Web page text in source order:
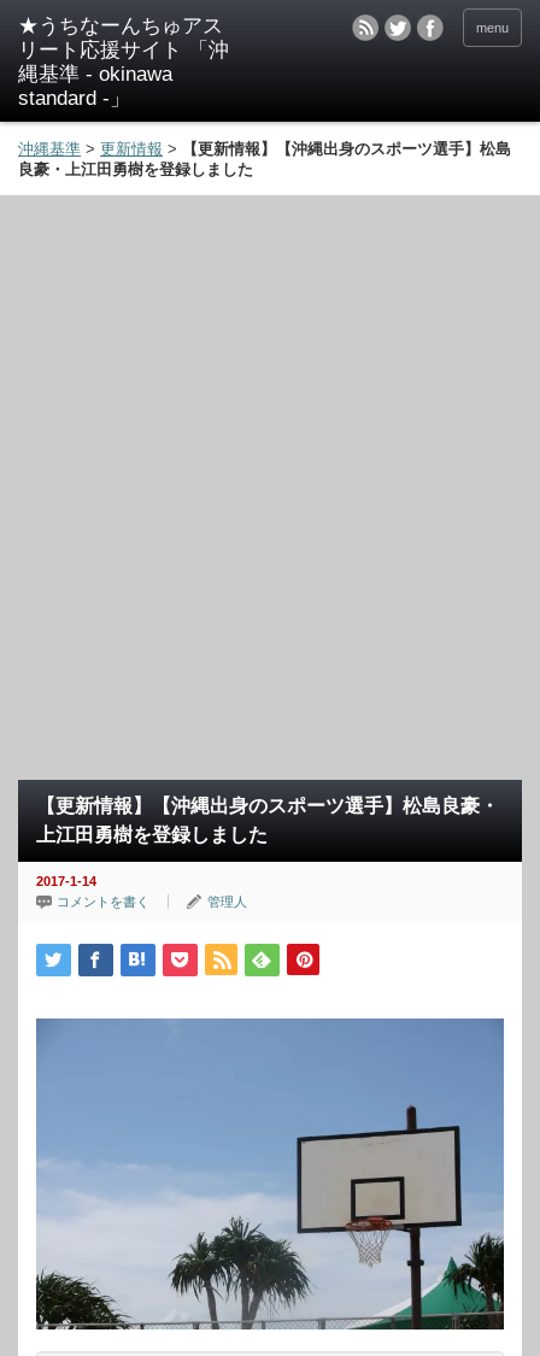
★うちなーんちゅアス
リート応援サイト 「沖
縄基準 - okinawa
standard -」
menu
沖縄基準 > 更新情報 >
【更新情報】【沖縄出身のスポーツ選手】松島
良豪・上江田勇樹を登録しました
【更新情報】【沖縄出身のスポーツ選手】松島良豪・
上江田勇樹を登録しました
2017-1-14
コメントを書く
管理人